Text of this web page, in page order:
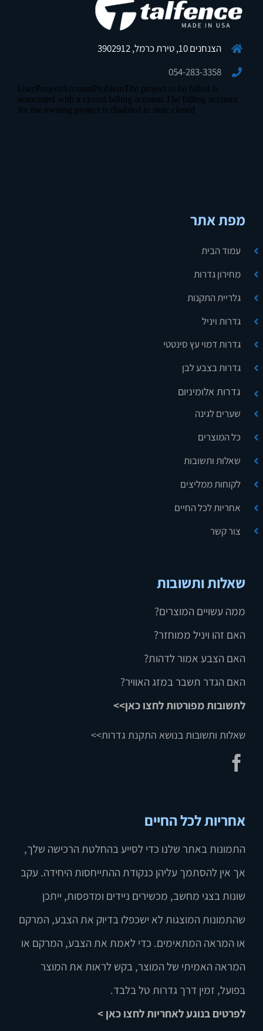
הצנחנים 10, טירת כרמל, 3902912
054-283-3358
מפת אתר
עמוד הבית
מחירון גדרות
גלריית התקנות
גדרות ויניל
גדרות דמוי עץ סינטטי
גדרות בצבע לבן
גדרות אלומיניום
שערים לגינה
כל המוצרים
שאלות ותשובות
לקוחות ממליצים
אחריות לכל החיים
צור קשר
שאלות ותשובות
ממה עשויים המוצרים?
האם זהו ויניל ממוחזר?
האם הצבע אמור לדהות?
האם הגדר תשבר במזג האוויר?
לתשובות מפורטות לחצו כאן>>
שאלות ותשובות בנושא התקנת גדרות>>
אחריות לכל החיים
התמונות באתר שלנו כדי לסייע בהחלטת הרכישה שלך,
אך אין להסתמך עליהן כנקודת ההתייחסות היחידה. עקב
שונות בצגי מחשב, מכשירים ניידים ומדפסות, ייתכן
שהתמונות המוצגות לא ישכפלו בדיוק את הצבע, המרקם
או המראה המתאימים. כדי לאמת את הצבע, המרקם או
המראה האמיתי של המוצר, בקש לראות את המוצר
בפועל, זמין דרך גדרות טל בלבד.
לפרטים בנוגע לאחריות לחצו כאן >